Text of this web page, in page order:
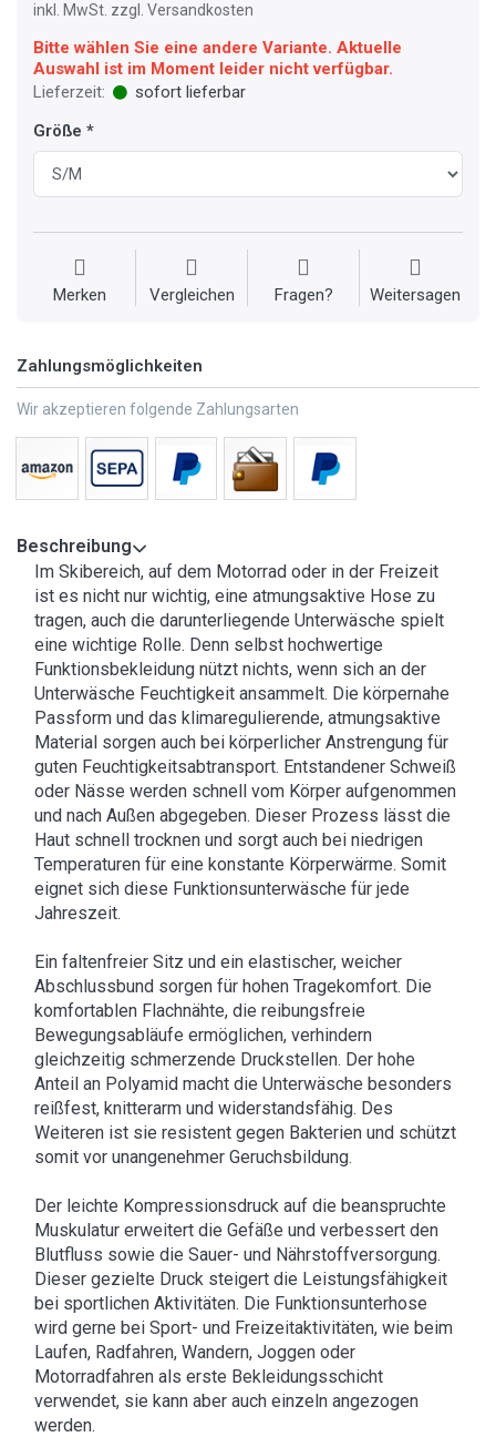
inkl. MwSt. zzgl. Versandkosten
Bitte wählen Sie eine andere Variante. Aktuelle
Auswahl ist im Moment leider nicht verfügbar.
Lieferzeit:
sofort lieferbar
Größe
Merken Vergleichen Fragen? Weitersagen
Zahlungsmöglichkeiten
Wir akzeptieren folgende Zahlungsarten
Beschreibung
Im Skibereich, auf dem Motorrad oder in der Freizeit
ist es nicht nur wichtig, eine atmungsaktive Hose zu
tragen, auch die darunterliegende Unterwäsche spielt
eine wichtige Rolle. Denn selbst hochwertige
Funktionsbekleidung nützt nichts, wenn sich an der
Unterwäsche Feuchtigkeit ansammelt. Die körpernahe
Passform und das klimaregulierende, atmungsaktive
Material sorgen auch bei körperlicher Anstrengung für
guten Feuchtigkeitsabtransport. Entstandener Schweiß
oder Nässe werden schnell vom Körper aufgenommen
und nach Außen abgegeben. Dieser Prozess lässt die
Haut schnell trocknen und sorgt auch bei niedrigen
Temperaturen für eine konstante Körperwärme. Somit
eignet sich diese Funktionsunterwäsche für jede
Jahreszeit.
Ein faltenfreier Sitz und ein elastischer, weicher
Abschlussbund sorgen für hohen Tragekomfort. Die
komfortablen Flachnähte, die reibungsfreie
Bewegungsabläufe ermöglichen, verhindern
gleichzeitig schmerzende Druckstellen. Der hohe
Anteil an Polyamid macht die Unterwäsche besonders
reißfest, knitterarm und widerstandsfähig. Des
Weiteren ist sie resistent gegen Bakterien und schützt
somit vor unangenehmer Geruchsbildung.
Der leichte Kompressionsdruck auf die beanspruchte
Muskulatur erweitert die Gefäße und verbessert den
Blutfluss sowie die Sauer- und Nährstoffversorgung.
Dieser gezielte Druck steigert die Leistungsfähigkeit
bei sportlichen Aktivitäten. Die Funktionsunterhose
wird gerne bei Sport- und Freizeitaktivitäten, wie beim
Laufen, Radfahren, Wandern, Joggen oder
Motorradfahren als erste Bekleidungsschicht
verwendet, sie kann aber auch einzeln angezogen
werden.